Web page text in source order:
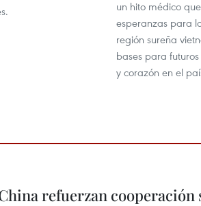
un hito médico
esperanzas para
región sureña
bases para
y corazón en el
refuerzan cooperación